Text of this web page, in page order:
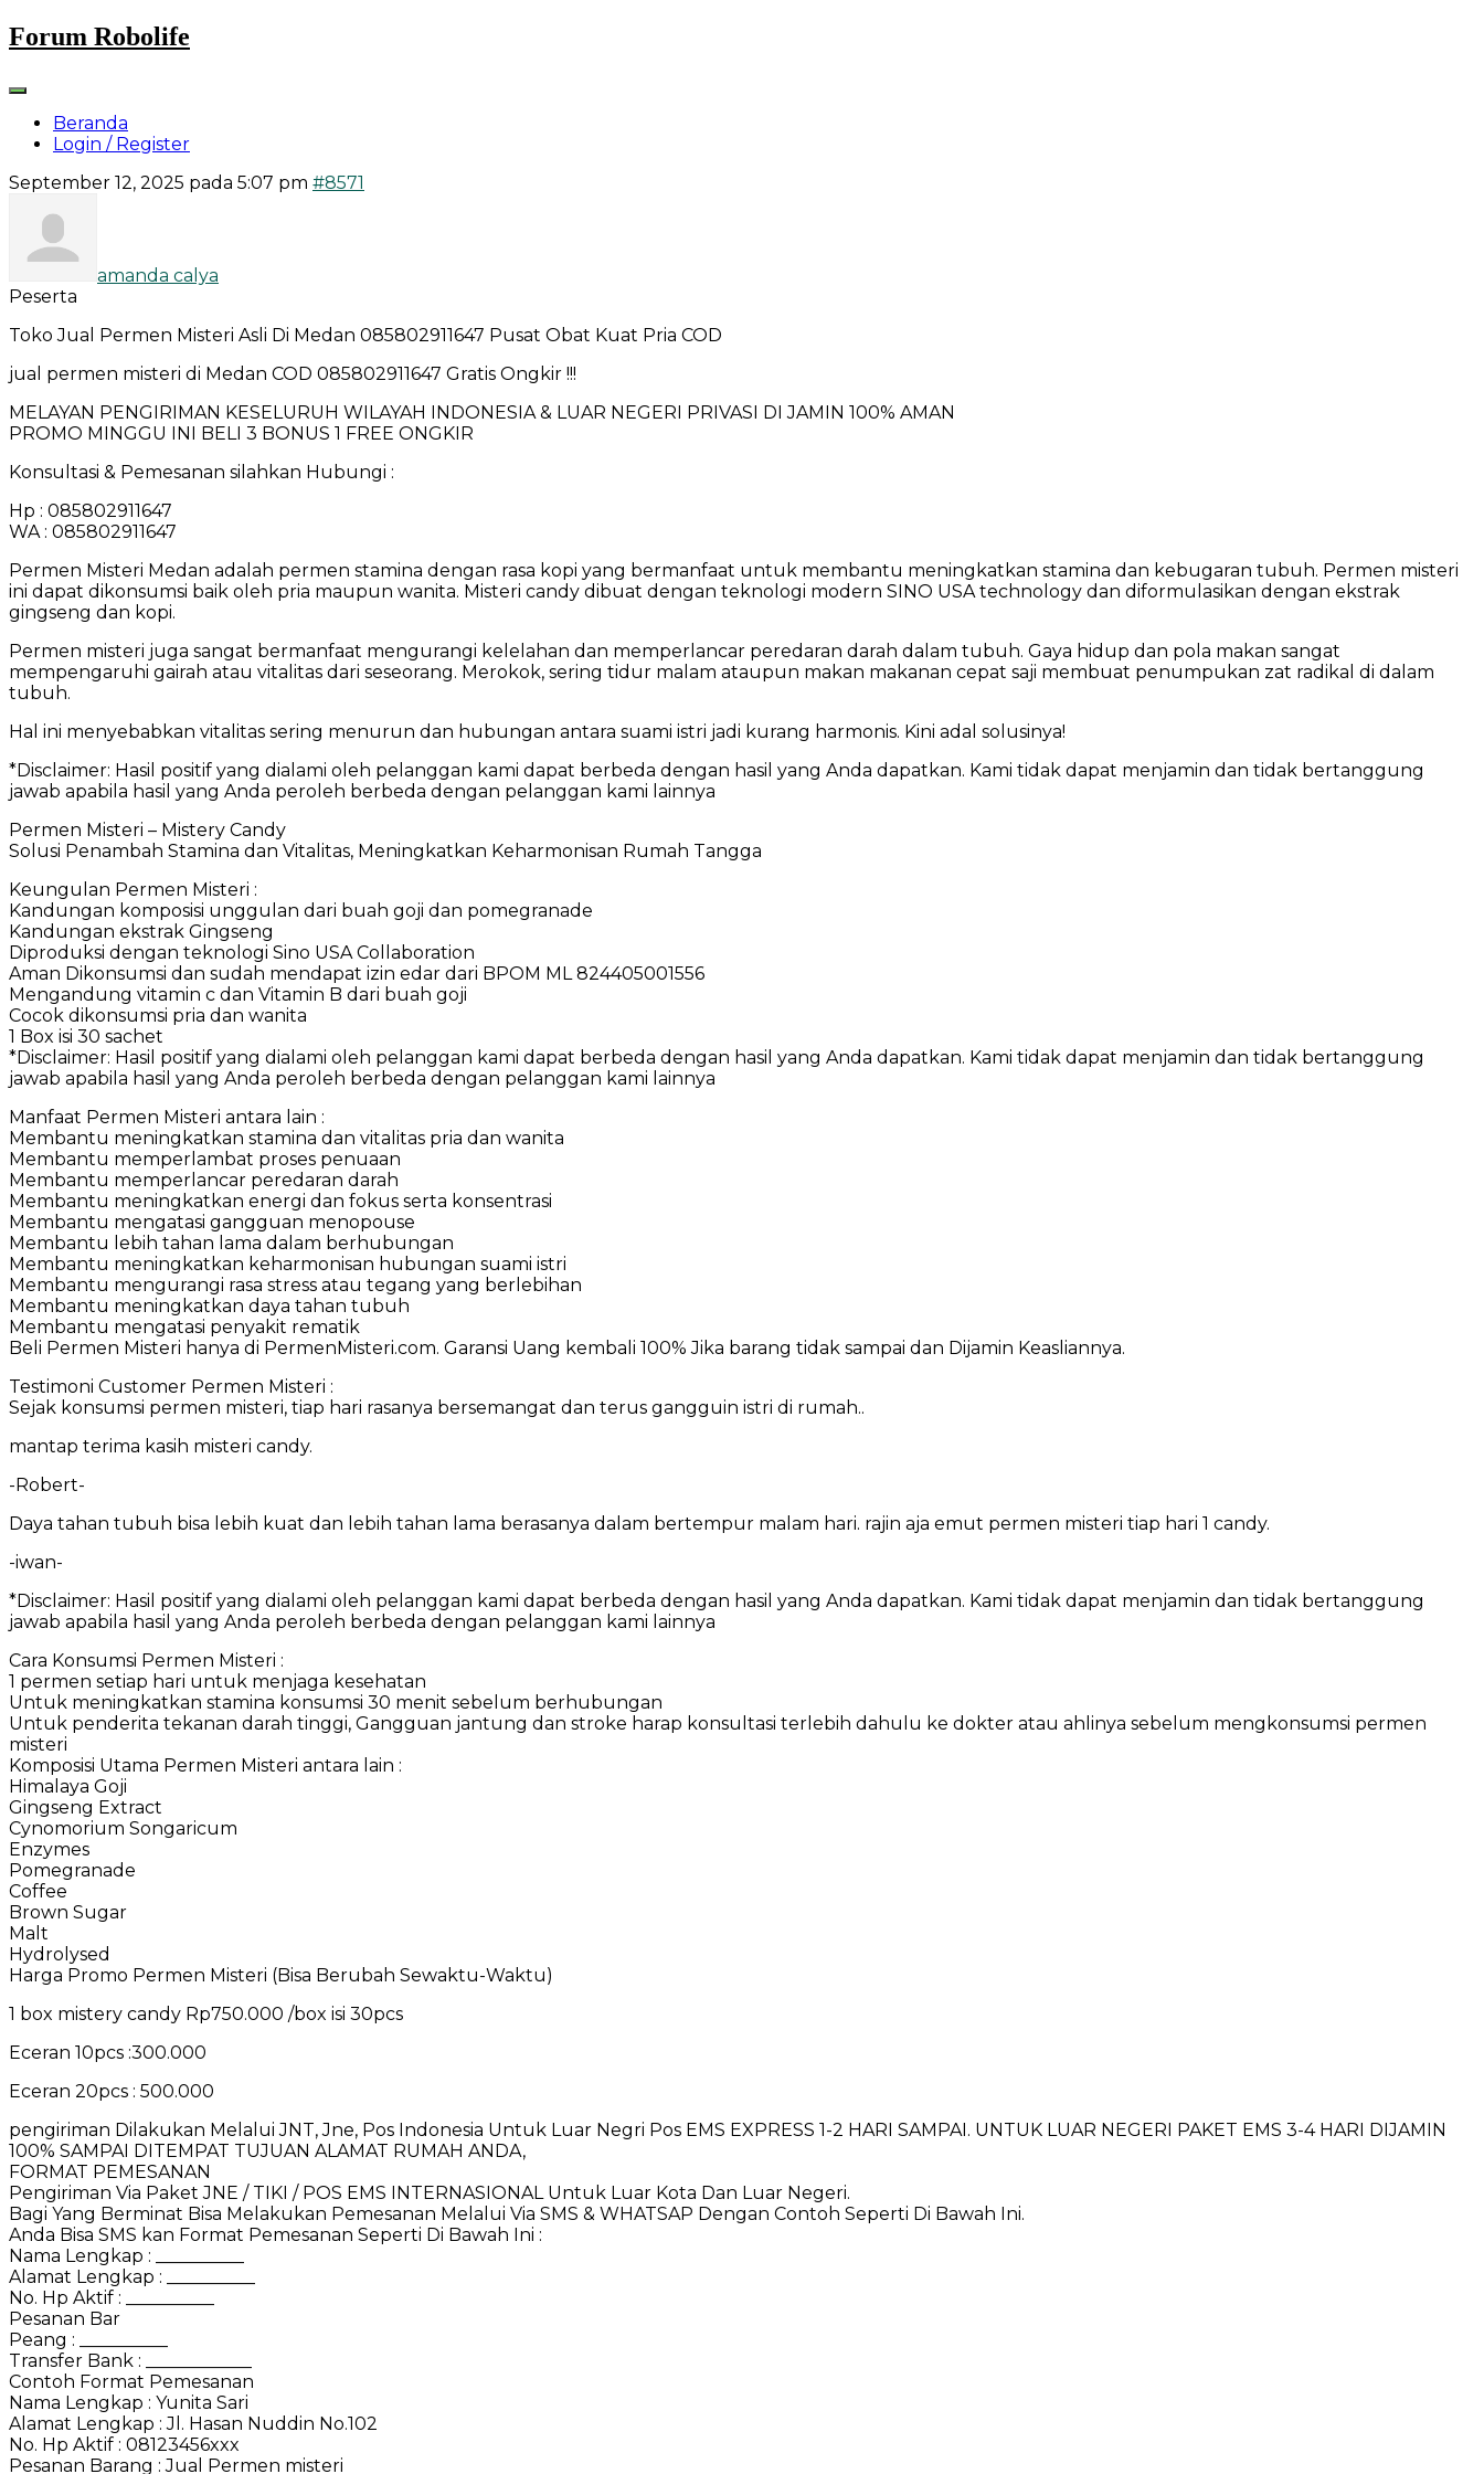
Skip
to
Forum Robolife
Beranda
Login / Register
September 12, 2025 pada 5:07 pm #8571
amanda calya
Peserta
Toko Jual Permen Misteri Asli Di Medan 085802911647 Pusat Obat Kuat Pria COD
jual permen misteri di Medan COD 085802911647 Gratis Ongkir !!!
MELAYAN PENGIRIMAN KESELURUH WILAYAH INDONESIA & LUAR NEGERI PRIVASI DI JAMIN 100% AMAN
PROMO MINGGU INI BELI 3 BONUS 1 FREE ONGKIR
Konsultasi & Pemesanan silahkan Hubungi :
Hp : 085802911647
WA : 085802911647
Permen Misteri Medan adalah permen stamina dengan rasa kopi yang bermanfaat untuk membantu meningkatkan stamina dan kebugaran tubuh. Permen misteri
ini dapat dikonsumsi baik oleh pria maupun wanita. Misteri candy dibuat dengan teknologi modern SINO USA technology dan diformulasikan dengan ekstrak
gingseng dan kopi.
Permen misteri juga sangat bermanfaat mengurangi kelelahan dan memperlancar peredaran darah dalam tubuh. Gaya hidup dan pola makan sangat
mempengaruhi gairah atau vitalitas dari seseorang. Merokok, sering tidur malam ataupun makan makanan cepat saji membuat penumpukan zat radikal di dalam
tubuh.
Hal ini menyebabkan vitalitas sering menurun dan hubungan antara suami istri jadi kurang harmonis. Kini adal solusinya!
*Disclaimer: Hasil positif yang dialami oleh pelanggan kami dapat berbeda dengan hasil yang Anda dapatkan. Kami tidak dapat menjamin dan tidak bertanggung
jawab apabila hasil yang Anda peroleh berbeda dengan pelanggan kami lainnya
Permen Misteri – Mistery Candy
Solusi Penambah Stamina dan Vitalitas, Meningkatkan Keharmonisan Rumah Tangga
Keungulan Permen Misteri :
Kandungan komposisi unggulan dari buah goji dan pomegranade
Kandungan ekstrak Gingseng
Diproduksi dengan teknologi Sino USA Collaboration
Aman Dikonsumsi dan sudah mendapat izin edar dari BPOM ML 824405001556
Mengandung vitamin c dan Vitamin B dari buah goji
Cocok dikonsumsi pria dan wanita
1 Box isi 30 sachet
*Disclaimer: Hasil positif yang dialami oleh pelanggan kami dapat berbeda dengan hasil yang Anda dapatkan. Kami tidak dapat menjamin dan tidak bertanggung
jawab apabila hasil yang Anda peroleh berbeda dengan pelanggan kami lainnya
Manfaat Permen Misteri antara lain :
Membantu meningkatkan stamina dan vitalitas pria dan wanita
Membantu memperlambat proses penuaan
Membantu memperlancar peredaran darah
Membantu meningkatkan energi dan fokus serta konsentrasi
Membantu mengatasi gangguan menopouse
Membantu lebih tahan lama dalam berhubungan
Membantu meningkatkan keharmonisan hubungan suami istri
Membantu mengurangi rasa stress atau tegang yang berlebihan
Membantu meningkatkan daya tahan tubuh
Membantu mengatasi penyakit rematik
Beli Permen Misteri hanya di PermenMisteri.com. Garansi Uang kembali 100% Jika barang tidak sampai dan Dijamin Keasliannya.
Testimoni Customer Permen Misteri :
Sejak konsumsi permen misteri, tiap hari rasanya bersemangat dan terus gangguin istri di rumah..
mantap terima kasih misteri candy.
-Robert-
Daya tahan tubuh bisa lebih kuat dan lebih tahan lama berasanya dalam bertempur malam hari. rajin aja emut permen misteri tiap hari 1 candy.
-iwan-
*Disclaimer: Hasil positif yang dialami oleh pelanggan kami dapat berbeda dengan hasil yang Anda dapatkan. Kami tidak dapat menjamin dan tidak bertanggung
jawab apabila hasil yang Anda peroleh berbeda dengan pelanggan kami lainnya
Cara Konsumsi Permen Misteri :
1 permen setiap hari untuk menjaga kesehatan
Untuk meningkatkan stamina konsumsi 30 menit sebelum berhubungan
Untuk penderita tekanan darah tinggi, Gangguan jantung dan stroke harap konsultasi terlebih dahulu ke dokter atau ahlinya sebelum mengkonsumsi permen
misteri
Komposisi Utama Permen Misteri antara lain :
Himalaya Goji
Gingseng Extract
Cynomorium Songaricum
Enzymes
Pomegranade
Coffee
Brown Sugar
Malt
Hydrolysed
Harga Promo Permen Misteri (Bisa Berubah Sewaktu-Waktu)
1 box mistery candy Rp750.000 /box isi 30pcs
Eceran 10pcs :300.000
Eceran 20pcs : 500.000
pengiriman Dilakukan Melalui JNT, Jne, Pos Indonesia Untuk Luar Negri Pos EMS EXPRESS 1-2 HARI SAMPAI. UNTUK LUAR NEGERI PAKET EMS 3-4 HARI DIJAMIN
100% SAMPAI DITEMPAT TUJUAN ALAMAT RUMAH ANDA,
FORMAT PEMESANAN
Pengiriman Via Paket JNE / TIKI / POS EMS INTERNASIONAL Untuk Luar Kota Dan Luar Negeri.
Bagi Yang Berminat Bisa Melakukan Pemesanan Melalui Via SMS & WHATSAP Dengan Contoh Seperti Di Bawah Ini.
Anda Bisa SMS kan Format Pemesanan Seperti Di Bawah Ini :
Nama Lengkap : __________
Alamat Lengkap : __________
No. Hp Aktif : __________
Pesanan Bar
Peang : __________
Transfer Bank : ____________
Contoh Format Pemesanan
Nama Lengkap : Yunita Sari
Alamat Lengkap : Jl. Hasan Nuddin No.102
No. Hp Aktif : 08123456xxx
Pesanan Barang : Jual Permen misteri